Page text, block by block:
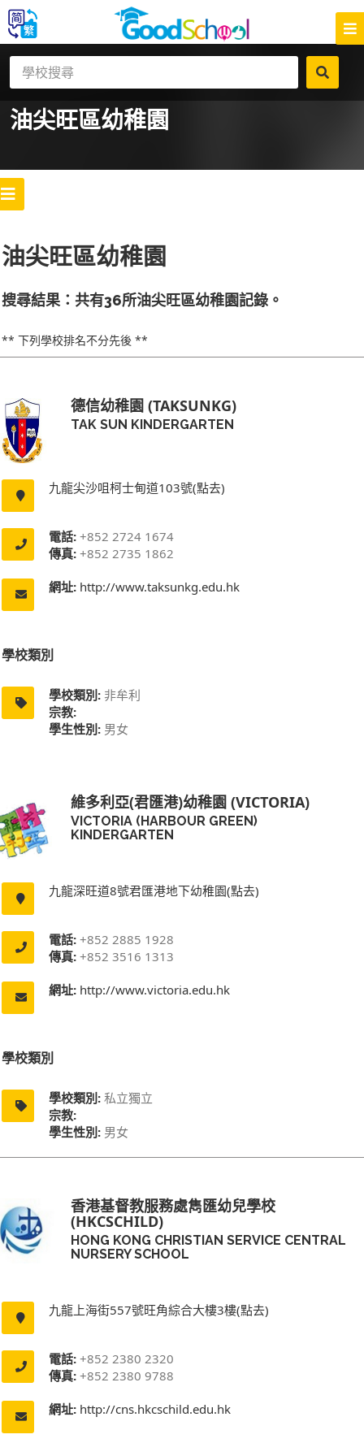
油尖旺區幼稚園
油尖旺區幼稚園
搜尋結果：共有36所油尖旺區幼稚園記錄。
** 下列學校排名不分先後 **
德信幼稚園 (TAKSUNKG)
TAK SUN KINDERGARTEN
九龍尖沙咀柯士甸道103號(點去)
電話: +852 2724 1674
傳真: +852 2735 1862
網址: http://www.taksunkg.edu.hk
學校類別
學校類別: 非牟利
宗教:
學生性別: 男女
維多利亞(君匯港)幼稚園 (VICTORIA)
VICTORIA (HARBOUR GREEN)
KINDERGARTEN
九龍深旺道8號君匯港地下幼稚園(點去)
電話: +852 2885 1928
傳真: +852 3516 1313
網址: http://www.victoria.edu.hk
學校類別
學校類別: 私立獨立
宗教:
學生性別: 男女
香港基督教服務處雋匯幼兒學校
(HKCSCHILD)
HONG KONG CHRISTIAN SERVICE CENTRAL
NURSERY SCHOOL
九龍上海街557號旺角綜合大樓3樓(點去)
電話: +852 2380 2320
傳真: +852 2380 9788
網址: http://cns.hkcschild.edu.hk